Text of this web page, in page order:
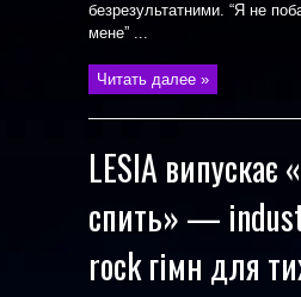
безрезультатними. “Я не
мене” ...
Читать далее »
LESIA випускає
спить» —
rock гімн для